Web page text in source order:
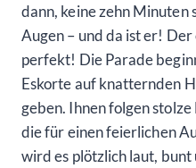
dann, keine zehn Minuten
Augen – und da ist er!
perfekt! Die Parade
Eskorte auf knatternden
geben. Ihnen folgen
die für einen feierlichen
wird es plötzlich laut,